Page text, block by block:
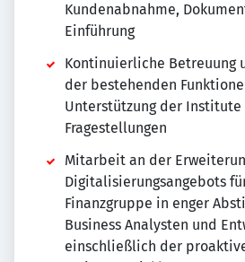
Kundenabnahme,
Einführung
Kontinuierliche Betreuung
der bestehenden
Unterstützung der
Fragestellungen
Mitarbeit an der
Digitalisierungsangebots
Finanzgruppe in enger
Business Analysten und
einschließlich der